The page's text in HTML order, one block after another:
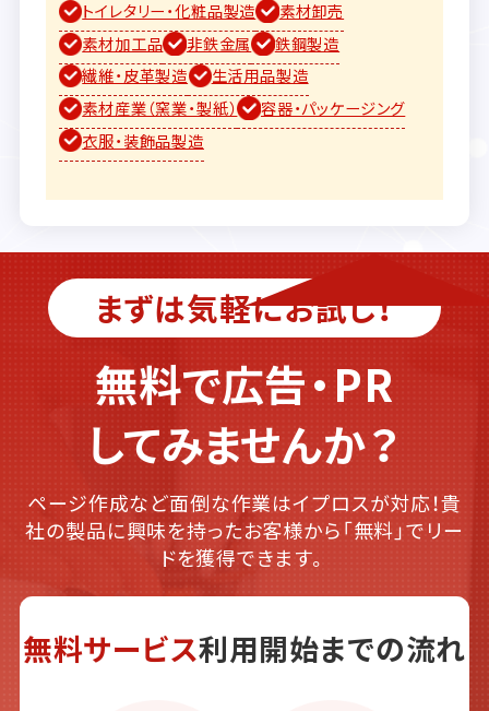
トイレタリー・化粧品製造
素材卸売
素材加工品
非鉄金属
鉄鋼製造
繊維・皮革製造
生活用品製造
素材産業（窯業・製紙）
容器・パッケージング
衣服・装飾品製造
まずは気軽にお試し！
無料で広告・PR
してみませんか？
ページ作成など面倒な作業はイプロスが対応！貴
社の製品に興味を持ったお客様から「無料」でリー
ドを獲得できます。
無料サービス利用開始までの流れ